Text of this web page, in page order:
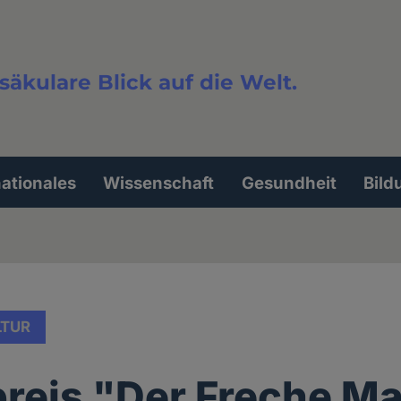
Blick auf die Welt.
Wissenschaft Gesundheit